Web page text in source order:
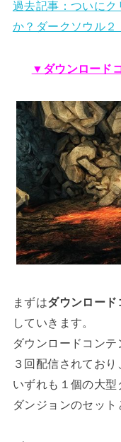
過去記事：ついに
か？ダークソウル
▼ダウンロード
まずはダウンロー
していきます。
ダウンロードコン
３回配信されており
いずれも１個の大
ダンジョンのセット